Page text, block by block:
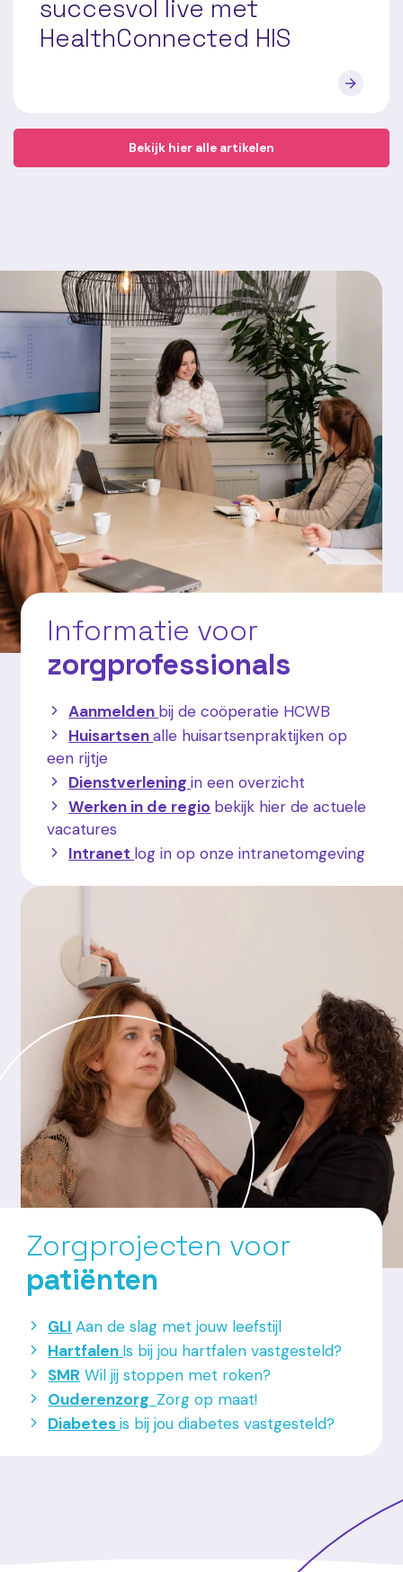
succesvol live met
HealthConnected HIS
Bekijk hier alle artikelen
Informatie voor
zorgprofessionals
Aanmelden bij de coöperatie HCWB
Huisartsenalle huisartsenpraktijken op
een rijtje
Dienstverleningin een overzicht
Werken in de regio bekijk hier de actuele
vacatures
Intranet log in op onze intranetomgeving
Zorgprojecten voor
patiënten
GLI Aan de slag met jouw leefstijl
Hartfalen Is bij jou hartfalen vastgesteld?
SMR Wil jij stoppen met roken?
Ouderenzorg Zorg op maat!
Diabetesis bij jou diabetes vastgesteld?